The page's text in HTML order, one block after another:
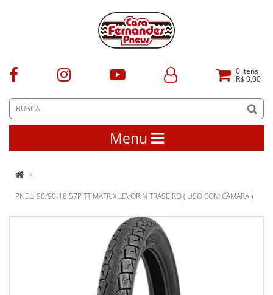
0 Itens
R$ 0,00
Menu
PNEU 90/90-18 57P TT MATRIX LEVORIN TRASEIRO ( USO COM CÂMARA )